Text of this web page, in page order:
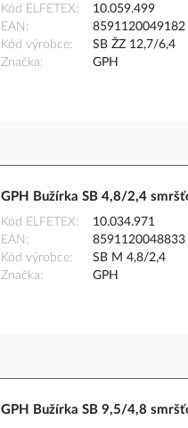
Kód ELFETEX
10.059.499
EAN
8591120049182
Kód výrobce
SB ŽZ 12,7/6,4
Značka
GPH
GPH Bužírka SB 4,8/2,4
Kód ELFETEX
10.034.971
EAN
8591120048833
Kód výrobce
SB M 4,8/2,4
Značka
GPH
GPH Bužírka SB 9,5/4,8